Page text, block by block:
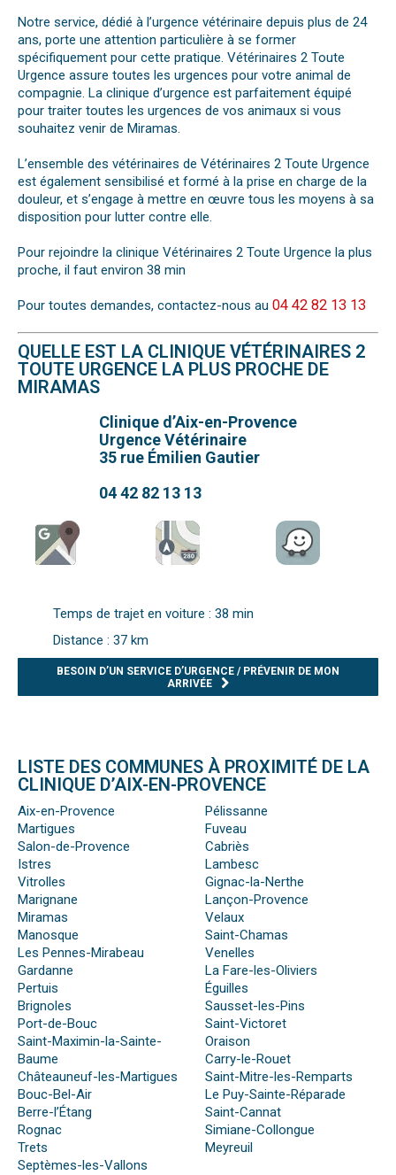
Notre service, dédié à l’urgence vétérinaire depuis plus de 24
ans, porte une attention particulière à se former
spécifiquement pour cette pratique. Vétérinaires 2 Toute
Urgence assure toutes les urgences pour votre animal de
compagnie. La clinique d’urgence est parfaitement équipé
pour traiter toutes les urgences de vos animaux si vous
souhaitez venir de Miramas.
L’ensemble des vétérinaires de Vétérinaires 2 Toute Urgence
est également sensibilisé et formé à la prise en charge de la
douleur, et s’engage à mettre en œuvre tous les moyens à sa
disposition pour lutter contre elle.
Pour rejoindre la clinique Vétérinaires 2 Toute Urgence la plus
proche, il faut environ 38 min
Pour toutes demandes, contactez-nous au 04 42 82 13 13
QUELLE EST LA CLINIQUE VÉTÉRINAIRES 2
TOUTE URGENCE LA PLUS PROCHE DE
MIRAMAS
Clinique d’Aix-en-Provence
Urgence Vétérinaire
35 rue Émilien Gautier
04 42 82 13 13
Temps de trajet en voiture : 38 min
Distance : 37 km
BESOIN D’UN SERVICE D’URGENCE / PRÉVENIR DE MON
ARRIVÉE
LISTE DES COMMUNES À PROXIMITÉ DE LA
CLINIQUE D’AIX-EN-PROVENCE
Aix-en-Provence
Martigues
Salon-de-Provence
Istres
Vitrolles
Marignane
Miramas
Manosque
Les Pennes-Mirabeau
Gardanne
Pertuis
Brignoles
Port-de-Bouc
Saint-Maximin-la-Sainte-
Baume
Châteauneuf-les-Martigues
Bouc-Bel-Air
Berre-l’Étang
Rognac
Trets
Septèmes-les-Vallons
Pélissanne
Fuveau
Cabriès
Lambesc
Gignac-la-Nerthe
Lançon-Provence
Velaux
Saint-Chamas
Venelles
La Fare-les-Oliviers
Éguilles
Sausset-les-Pins
Saint-Victoret
Oraison
Carry-le-Rouet
Saint-Mitre-les-Remparts
Le Puy-Sainte-Réparade
Saint-Cannat
Simiane-Collongue
Meyreuil